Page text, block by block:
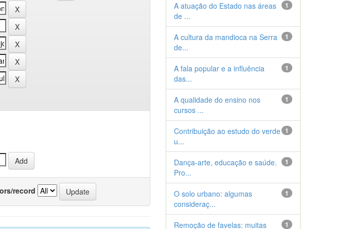
record
1
A atuação do Estado nas áreas
de ...
1
A cultura da mandioca na Serra
de...
1
A fala popular e a influência
das...
1
A qualidade do ensino nos
cursos ...
1
Contribuição ao estudo do verde
u...
1
Dança-arte, educação e saúde.
Pro...
1
O solo urbano: algumas
consideraç...
1
Remoção de favelas: muitas